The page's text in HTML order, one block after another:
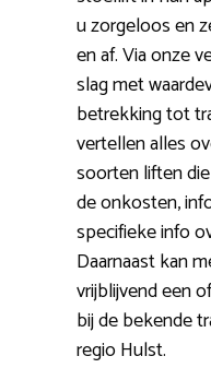
u zorgeloos en
en af. Via onze
slag met
betrekking tot
vertellen alles
soorten liften
de onkosten,
specifieke info
Daarnaast kan
vrijblijvend een
bij de bekende
regio Hulst.